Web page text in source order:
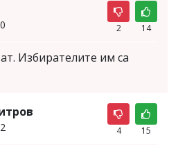
2 14
Избирателите им са
4 15